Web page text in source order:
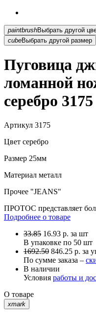
paintbrush
Выбрать
cubeВыбрать другой размер
Пуговица
ломанной
серебро 3175
Артикул 3175
Цвет серебро
Размер 25мм
Материал металл
Прочее "JEANS"
ПРОТОС представляет
Подробнее о товаре
33.85 16.93 р. за шт
В упаковке по 50 шт
1692.50 846.25 р. за
По сумме заказа –
В наличии
Условия работы и
О товаре
xmark